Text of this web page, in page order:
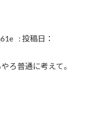
: 投稿日：
ろ普通に考えて。